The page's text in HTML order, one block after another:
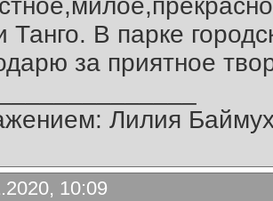
Танго. В парке
за приятное
Лилия
10:09